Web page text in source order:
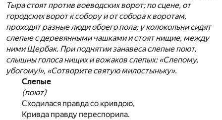
Тыра стоят против воеводских ворот; по сцене, от
городских ворот к собору и от собора к воротам,
проходят разные люди обоего пола; у колокольни сидят
слепые с деревянными чашками и стоят нищие, между
ними Щербак. При поднятии занавеса слепые поют,
слышны голоса нищих и вожаков слепых: «Слепому,
убогому!», «Сотворите святую милостыньку».
Слепые
(поют)
Сходилася правда со кривдою,
Кривда правду переспорила.